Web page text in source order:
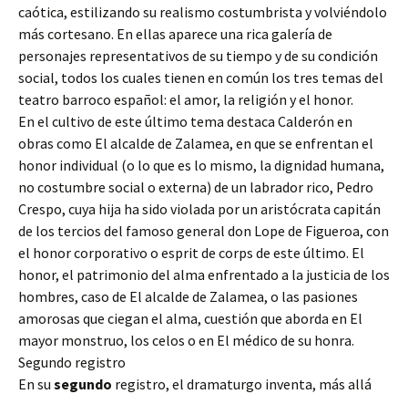
caótica, estilizando su realismo costumbrista y volviéndolo
más cortesano. En ellas aparece una rica galería de
personajes representativos de su tiempo y de su condición
social, todos los cuales tienen en común los tres temas del
teatro barroco español: el amor, la religión y el honor.
En el cultivo de este último tema destaca Calderón en
obras como El alcalde de Zalamea, en que se enfrentan el
honor individual (o lo que es lo mismo, la dignidad humana,
no costumbre social o externa) de un labrador rico, Pedro
Crespo, cuya hija ha sido violada por un aristócrata capitán
de los tercios del famoso general don Lope de Figueroa, con
el honor corporativo o esprit de corps de este último. El
honor, el patrimonio del alma enfrentado a la justicia de los
hombres, caso de El alcalde de Zalamea, o las pasiones
amorosas que ciegan el alma, cuestión que aborda en El
mayor monstruo, los celos o en El médico de su honra.
Segundo registro
En su segundo registro, el dramaturgo inventa, más allá